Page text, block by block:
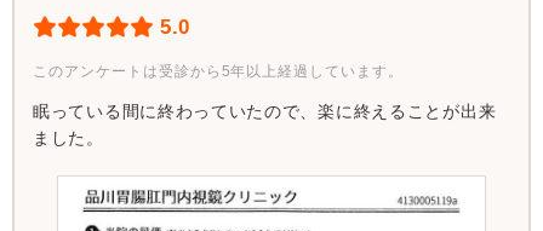
5.0
このアンケートは受診から5年以上経過しています。
眠っている間に終わっていたので、楽に終えることが出来
ました。